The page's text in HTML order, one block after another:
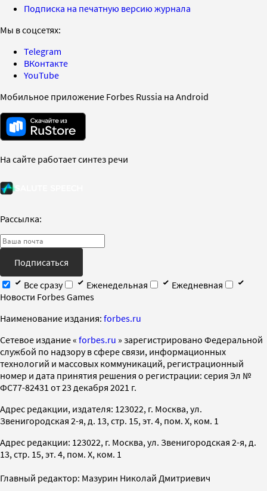
Подписка на печатную версию журнала
Мы в соцсетях:
Telegram
ВКонтакте
YouTube
Мобильное приложение Forbes Russia на Android
На сайте работает синтез речи
Рассылка:
Подписаться
Все сразу
Еженедельная
Ежедневная
Новости Forbes Games
Наименование издания: forbes.ru
Cетевое издание « forbes.ru » зарегистрировано Федеральной
службой по надзору в сфере связи, информационных
технологий и массовых коммуникаций, регистрационный
номер и дата принятия решения о регистрации: серия Эл №
ФС77-82431 от 23 декабря 2021 г.
Адрес редакции, издателя: 123022, г. Москва, ул.
Звенигородская 2-я, д. 13, стр. 15, эт. 4, пом. X, ком. 1
Адрес редакции: 123022, г. Москва, ул. Звенигородская 2-я, д.
13, стр. 15, эт. 4, пом. X, ком. 1
Главный редактор: Мазурин Николай Дмитриевич